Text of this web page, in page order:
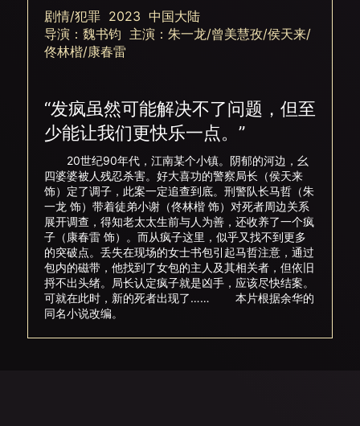
剧情/犯罪 2023 中国大陆
导演：魏书钧 主演：朱一龙/曾美慧孜/侯天来/
佟林楷/康春雷
“发疯虽然可能解决不了问题，但至
少能让我们更快乐一点。”
20世纪90年代，江南某个小镇。阴郁的河边，幺
四婆婆被人残忍杀害。好大喜功的警察局长（侯天来
饰）定了调子，此案一定追查到底。刑警队长马哲（朱
一龙 饰）带着徒弟小谢（佟林楷 饰）对死者周边关系
展开调查，得知老太太生前与人为善，还收养了一个疯
子（康春雷 饰）。而从疯子这里，似乎又找不到更多
的突破点。丢失在现场的女士书包引起马哲注意，通过
包内的磁带，他找到了女包的主人及其相关者，但依旧
捋不出头绪。局长认定疯子就是凶手，应该尽快结案。
可就在此时，新的死者出现了…… 本片根据余华的
同名小说改编。